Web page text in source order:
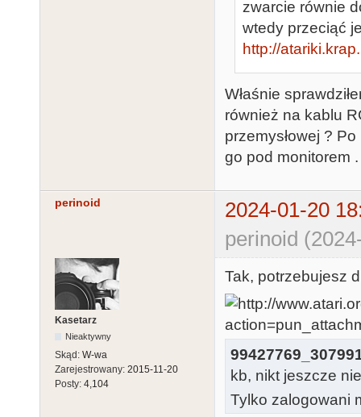
zwarcie równie
wtedy przeciąć
http://
Właśnie
również na kablu
przemysłowej ?
go pod monitorem .
perinoid
2024-01-20
perinoid
Kasetarz
Nieaktywny
Skąd: W-wa
Zarejestrowany: 2015-11-20
Posty: 4,104
Tak, potrzebujesz
kb, nikt jeszcze
Tylko zalogowani